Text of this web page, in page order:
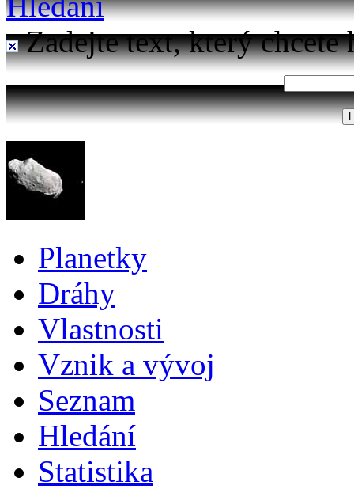
Zadejte text, který chcete
Planetky
Dráhy
Vlastnosti
Vznik a vývoj
Seznam
Hledání
Statistika